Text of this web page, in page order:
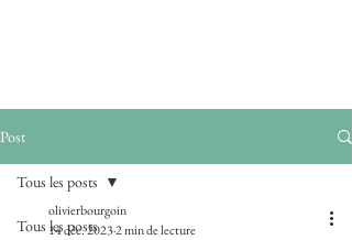
Post
Tous les posts
Tous les posts
olivierbourgoin
14 déc. 20232 min de lecture